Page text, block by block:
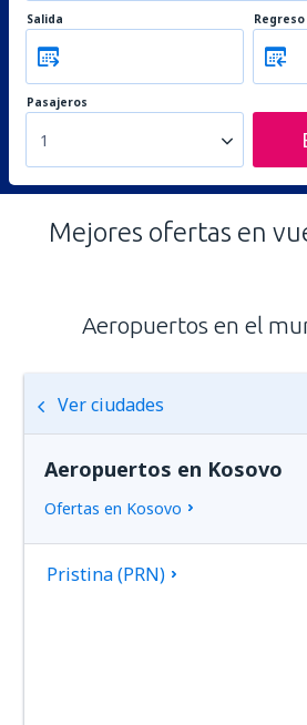
Salida Regreso
Pasajeros
1
Mejores ofertas en
Aeropuertos en el
Ver ciudades
Aeropuertos en Kosovo
Ofertas en Kosovo
Pristina (PRN)